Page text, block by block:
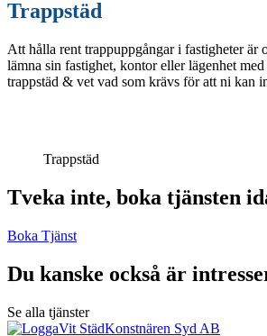
Trappstäd
Att hålla rent trappuppgångar i fastigheter
lämna sin fastighet, kontor eller lägenhet
trappstäd & vet vad som krävs för att ni kan
Trappstäd
Tveka inte, boka tjänsten
Boka Tjänst
Du kanske också är
Se alla tjänster